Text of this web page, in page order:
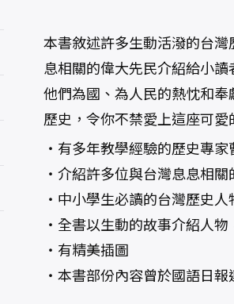
物
數
量
本書敘述許多生動活潑的台
息相關的偉大先民介紹給小
他們為國、為人民的熱忱和
歷史，令你不禁愛上這座可愛
‧有多年教學經驗的歷史專家
‧介紹許多位與台灣息息相關
‧中小學生必讀的台灣歷史人
‧全書以生動的故事介紹人物
‧有精美插圖
‧本書部份內容曾於國語日報